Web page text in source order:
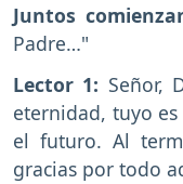
Juntos
Padre…"
Lector 1: Señor,
eternidad, tuyo
el futuro. Al
gracias por todo